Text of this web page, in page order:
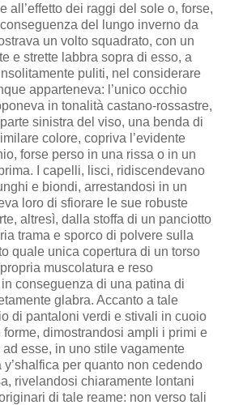
all’effetto dei raggi del sole o, forse,
del lungo inverno da
un volto squadrato, con un
e strette labbra sopra di esso, a
puliti, nel considerare
apparteneva: l’unico occhio
in tonalità castano-rossastre,
sinistra del viso, una benda di
colore, copriva l’evidente
forse perso in una rissa o in un
I capelli, lisci, ridiscendevano
e biondi, arrestandosi in un
loro di sfiorare le sue robuste
altresì, dalla stoffa di un panciotto
trama e sporco di polvere sulla
quale unica copertura di un torso
muscolatura e reso
conseguenza di una patina di
glabra. Accanto a tale
di pantaloni verdi e stivali in cuoio
dimostrandosi ampli i primi e
esse, in uno stile vagamente
per quanto non cedendo
rivelandosi chiaramente lontani
di tale reame: non verso tali